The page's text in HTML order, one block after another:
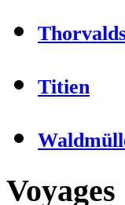
Titien
Voyages